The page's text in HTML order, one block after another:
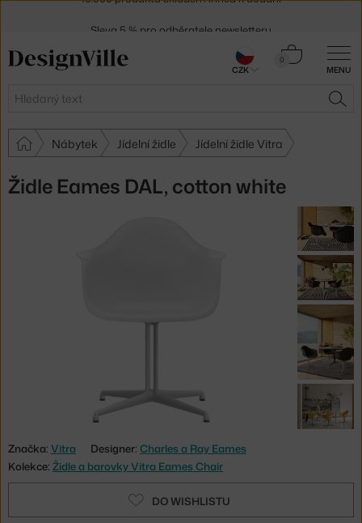
MENU
Hledat
0
Košík
Nábytek Jídelní židle Jídelní židle Vitra
Židle Eames DAL, cotton white
Značka: Vitra Designer: Charles a Ray Eames
Kolekce: Židle a barovky Vitra Eames Chair
DO WISHLISTU
30 dní na vrácení zboží
CZK